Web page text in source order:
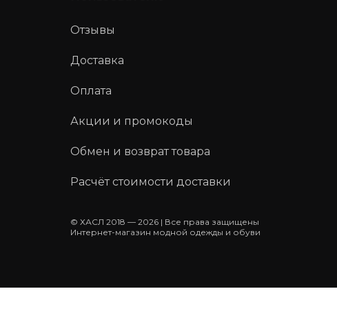
Отзывы
Доставка
Оплата
Акции и промокоды
Обмен и возврат товара
Расчёт стоимости доставки
© ХАСЛ 2018 — 2026 | Все права защищены
Интернет-магазин модной одежды и обуви